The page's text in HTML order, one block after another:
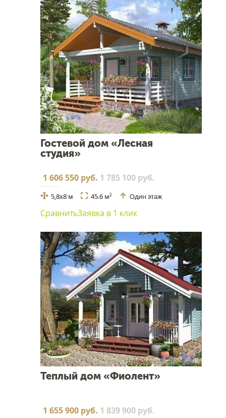
Гостевой дом «Лесная
студия»
1 606 550 руб. 1 785 100 руб.
5,8x8 м 45.6 м2 Один этаж
СравнитьЗаявка в 1 клик
Теплый дом «Фиолент»
1 655 900 руб. 1 839 900 руб.